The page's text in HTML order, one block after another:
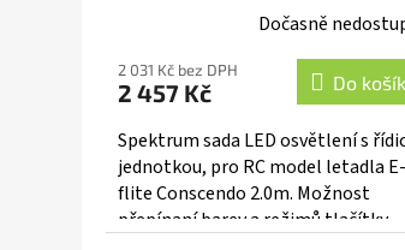
Dočasně
2 031 Kč bez DPH
2 457 Kč Do
Spektrum sada LED osvětlení s
jednotkou, pro RC model letadla E-
flite Conscendo 2.0m. Možnost
přepínaní barev a režimů tlačítky